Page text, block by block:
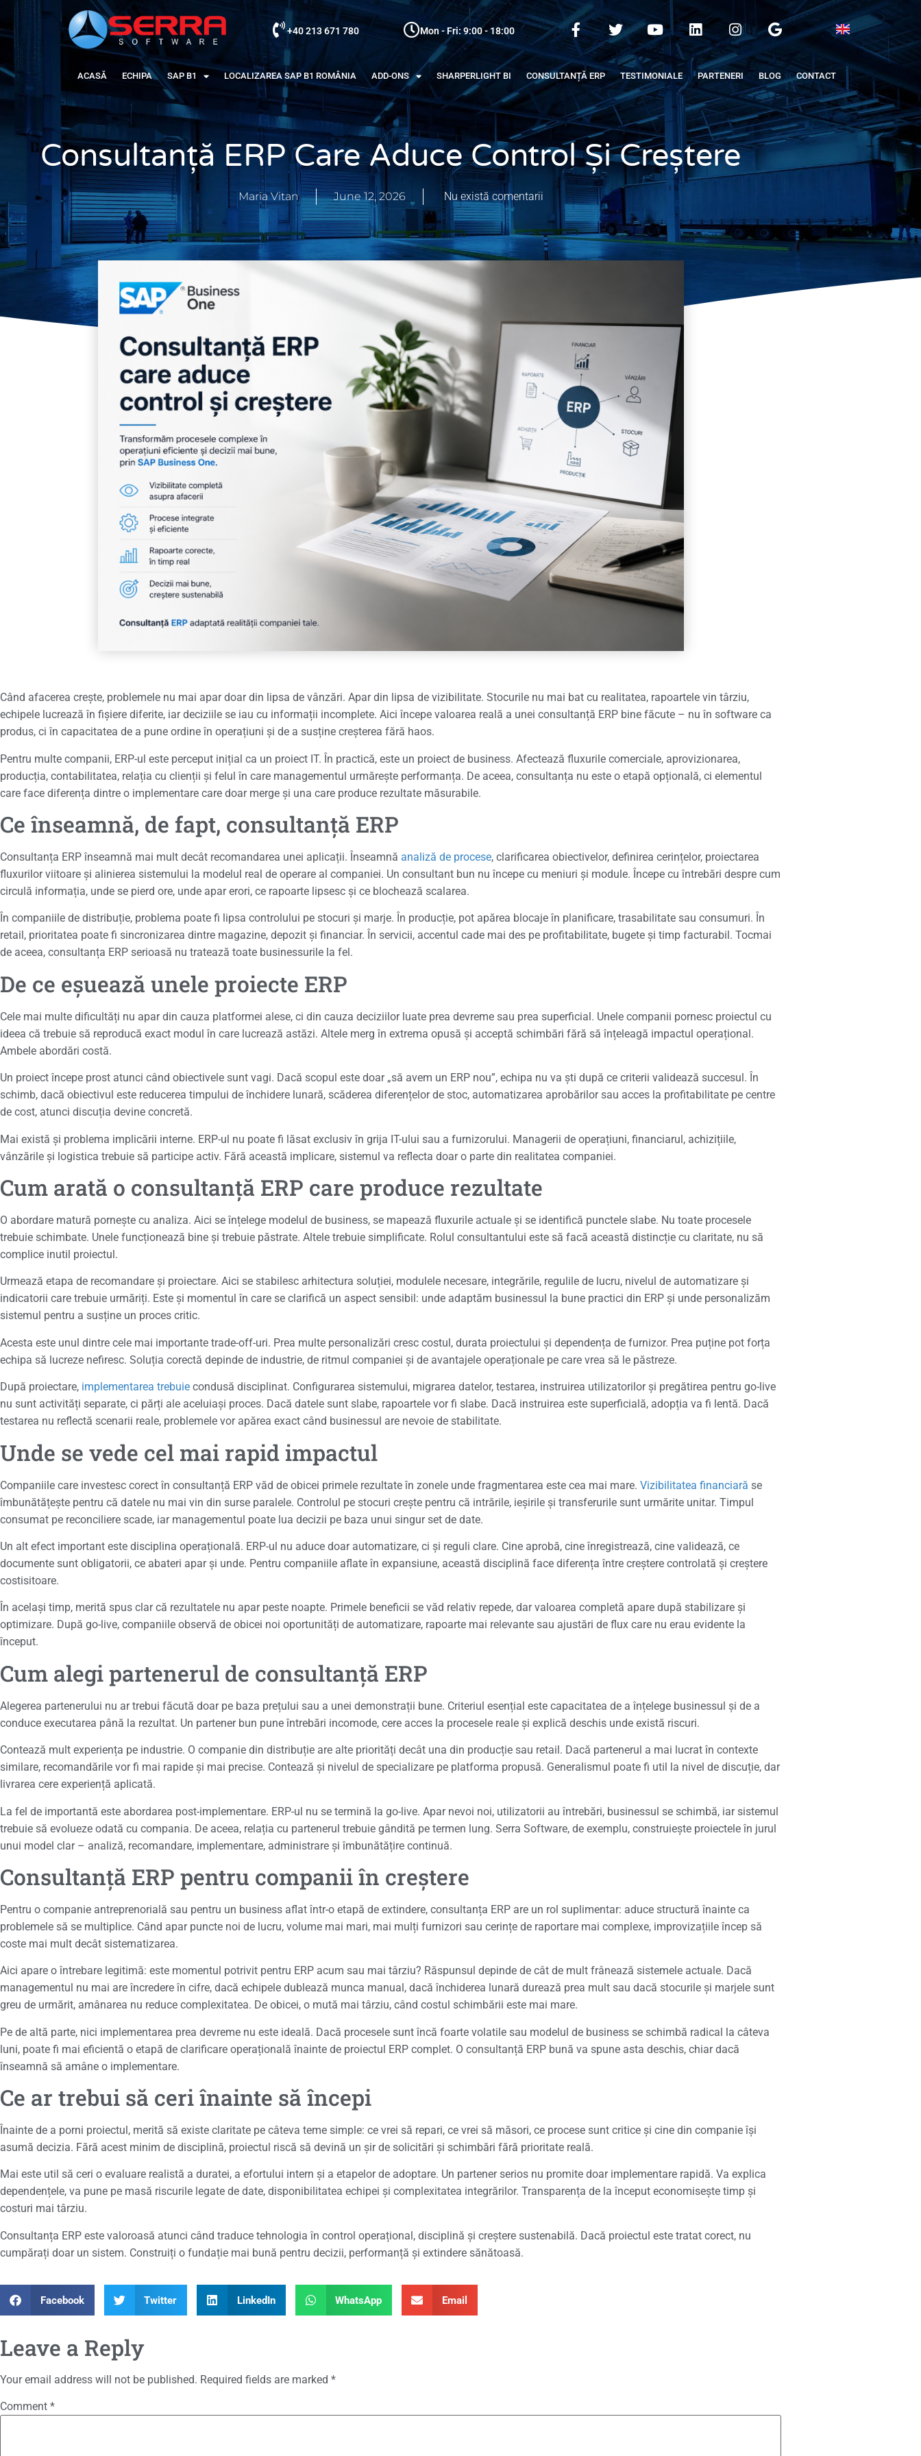
+40 213 671 780 Mon - Fri: 9:00 - 18:00
ACASĂ ECHIPA SAP B1 LOCALIZAREA SAP B1 ROMÂNIA ADD-ONS SHARPERLIGHT BI CONSULTANȚĂ ERP TESTIMONIALE PARTENERI BLOG CONTACT
Consultanță ERP Care Aduce Control Și Creștere
Maria Vitan June 12, 2026 Nu există comentarii
Când afacerea crește, problemele nu mai apar doar din lipsa de vânzări. Apar din lipsa de vizibilitate. Stocurile nu mai bat cu realitatea, rapoartele vin târziu,
echipele lucrează în fișiere diferite, iar deciziile se iau cu informații incomplete. Aici începe valoarea reală a unei consultanță ERP bine făcute – nu în software ca
produs, ci în capacitatea de a pune ordine în operațiuni și de a susține creșterea fără haos.
Pentru multe companii, ERP-ul este perceput inițial ca un proiect IT. În practică, este un proiect de business. Afectează fluxurile comerciale, aprovizionarea,
producția, contabilitatea, relația cu clienții și felul în care managementul urmărește performanța. De aceea, consultanța nu este o etapă opțională, ci elementul
care face diferența dintre o implementare care doar merge și una care produce rezultate măsurabile.
Ce înseamnă, de fapt, consultanță ERP
Consultanța ERP înseamnă mai mult decât recomandarea unei aplicații. Înseamnă analiză de procese, clarificarea obiectivelor, definirea cerințelor, proiectarea
fluxurilor viitoare și alinierea sistemului la modelul real de operare al companiei. Un consultant bun nu începe cu meniuri și module. Începe cu întrebări despre cum
circulă informația, unde se pierd ore, unde apar erori, ce rapoarte lipsesc și ce blochează scalarea.
În companiile de distribuție, problema poate fi lipsa controlului pe stocuri și marje. În producție, pot apărea blocaje în planificare, trasabilitate sau consumuri. În
retail, prioritatea poate fi sincronizarea dintre magazine, depozit și financiar. În servicii, accentul cade mai des pe profitabilitate, bugete și timp facturabil. Tocmai
de aceea, consultanța ERP serioasă nu tratează toate businessurile la fel.
De ce eșuează unele proiecte ERP
Cele mai multe dificultăți nu apar din cauza platformei alese, ci din cauza deciziilor luate prea devreme sau prea superficial. Unele companii pornesc proiectul cu
ideea că trebuie să reproducă exact modul în care lucrează astăzi. Altele merg în extrema opusă și acceptă schimbări fără să înțeleagă impactul operațional.
Ambele abordări costă.
Un proiect începe prost atunci când obiectivele sunt vagi. Dacă scopul este doar „să avem un ERP nou”, echipa nu va ști după ce criterii validează succesul. În
schimb, dacă obiectivul este reducerea timpului de închidere lunară, scăderea diferențelor de stoc, automatizarea aprobărilor sau acces la profitabilitate pe centre
de cost, atunci discuția devine concretă.
Mai există și problema implicării interne. ERP-ul nu poate fi lăsat exclusiv în grija IT-ului sau a furnizorului. Managerii de operațiuni, financiarul, achizițiile,
vânzările și logistica trebuie să participe activ. Fără această implicare, sistemul va reflecta doar o parte din realitatea companiei.
Cum arată o consultanță ERP care produce rezultate
O abordare matură pornește cu analiza. Aici se înțelege modelul de business, se mapează fluxurile actuale și se identifică punctele slabe. Nu toate procesele
trebuie schimbate. Unele funcționează bine și trebuie păstrate. Altele trebuie simplificate. Rolul consultantului este să facă această distincție cu claritate, nu să
complice inutil proiectul.
Urmează etapa de recomandare și proiectare. Aici se stabilesc arhitectura soluției, modulele necesare, integrările, regulile de lucru, nivelul de automatizare și
indicatorii care trebuie urmăriți. Este și momentul în care se clarifică un aspect sensibil: unde adaptăm businessul la bune practici din ERP și unde personalizăm
sistemul pentru a susține un proces critic.
Acesta este unul dintre cele mai importante trade-off-uri. Prea multe personalizări cresc costul, durata proiectului și dependența de furnizor. Prea puține pot forța
echipa să lucreze nefiresc. Soluția corectă depinde de industrie, de ritmul companiei și de avantajele operaționale pe care vrea să le păstreze.
După proiectare, implementarea trebuie condusă disciplinat. Configurarea sistemului, migrarea datelor, testarea, instruirea utilizatorilor și pregătirea pentru go-live
nu sunt activități separate, ci părți ale aceluiași proces. Dacă datele sunt slabe, rapoartele vor fi slabe. Dacă instruirea este superficială, adopția va fi lentă. Dacă
testarea nu reflectă scenarii reale, problemele vor apărea exact când businessul are nevoie de stabilitate.
Unde se vede cel mai rapid impactul
Companiile care investesc corect în consultanță ERP văd de obicei primele rezultate în zonele unde fragmentarea este cea mai mare. Vizibilitatea financiară se
îmbunătățește pentru că datele nu mai vin din surse paralele. Controlul pe stocuri crește pentru că intrările, ieșirile și transferurile sunt urmărite unitar. Timpul
consumat pe reconciliere scade, iar managementul poate lua decizii pe baza unui singur set de date.
Un alt efect important este disciplina operațională. ERP-ul nu aduce doar automatizare, ci și reguli clare. Cine aprobă, cine înregistrează, cine validează, ce
documente sunt obligatorii, ce abateri apar și unde. Pentru companiile aflate în expansiune, această disciplină face diferența între creștere controlată și creștere
costisitoare.
În același timp, merită spus clar că rezultatele nu apar peste noapte. Primele beneficii se văd relativ repede, dar valoarea completă apare după stabilizare și
optimizare. După go-live, companiile observă de obicei noi oportunități de automatizare, rapoarte mai relevante sau ajustări de flux care nu erau evidente la
început.
Cum alegi partenerul de consultanță ERP
Alegerea partenerului nu ar trebui făcută doar pe baza prețului sau a unei demonstrații bune. Criteriul esențial este capacitatea de a înțelege businessul și de a
conduce executarea până la rezultat. Un partener bun pune întrebări incomode, cere acces la procesele reale și explică deschis unde există riscuri.
Contează mult experiența pe industrie. O companie din distribuție are alte priorități decât una din producție sau retail. Dacă partenerul a mai lucrat în contexte
similare, recomandările vor fi mai rapide și mai precise. Contează și nivelul de specializare pe platforma propusă. Generalismul poate fi util la nivel de discuție, dar
livrarea cere experiență aplicată.
La fel de importantă este abordarea post-implementare. ERP-ul nu se termină la go-live. Apar nevoi noi, utilizatorii au întrebări, businessul se schimbă, iar sistemul
trebuie să evolueze odată cu compania. De aceea, relația cu partenerul trebuie gândită pe termen lung. Serra Software, de exemplu, construiește proiectele în jurul
unui model clar – analiză, recomandare, implementare, administrare și îmbunătățire continuă.
Consultanță ERP pentru companii în creștere
Pentru o companie antreprenorială sau pentru un business aflat într-o etapă de extindere, consultanța ERP are un rol suplimentar: aduce structură înainte ca
problemele să se multiplice. Când apar puncte noi de lucru, volume mai mari, mai mulți furnizori sau cerințe de raportare mai complexe, improvizațiile încep să
coste mai mult decât sistematizarea.
Aici apare o întrebare legitimă: este momentul potrivit pentru ERP acum sau mai târziu? Răspunsul depinde de cât de mult frânează sistemele actuale. Dacă
managementul nu mai are încredere în cifre, dacă echipele dublează munca manual, dacă închiderea lunară durează prea mult sau dacă stocurile și marjele sunt
greu de urmărit, amânarea nu reduce complexitatea. De obicei, o mută mai târziu, când costul schimbării este mai mare.
Pe de altă parte, nici implementarea prea devreme nu este ideală. Dacă procesele sunt încă foarte volatile sau modelul de business se schimbă radical la câteva
luni, poate fi mai eficientă o etapă de clarificare operațională înainte de proiectul ERP complet. O consultanță ERP bună va spune asta deschis, chiar dacă
înseamnă să amâne o implementare.
Ce ar trebui să ceri înainte să începi
Înainte de a porni proiectul, merită să existe claritate pe câteva teme simple: ce vrei să repari, ce vrei să măsori, ce procese sunt critice și cine din companie își
asumă decizia. Fără acest minim de disciplină, proiectul riscă să devină un șir de solicitări și schimbări fără prioritate reală.
Mai este util să ceri o evaluare realistă a duratei, a efortului intern și a etapelor de adoptare. Un partener serios nu promite doar implementare rapidă. Va explica
dependențele, va pune pe masă riscurile legate de date, disponibilitatea echipei și complexitatea integrărilor. Transparența de la început economisește timp și
costuri mai târziu.
Consultanța ERP este valoroasă atunci când traduce tehnologia în control operațional, disciplină și creștere sustenabilă. Dacă proiectul este tratat corect, nu
cumpărați doar un sistem. Construiți o fundație mai bună pentru decizii, performanță și extindere sănătoasă.
Facebook Twitter LinkedIn WhatsApp Email
Leave a Reply
Your email address will not be published. Required fields are marked *
Comment *